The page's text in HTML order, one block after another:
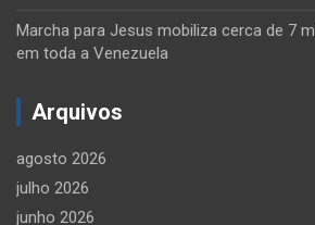
Marcha para Jesus mobiliza cerca de 7
em toda a Venezuela
Arquivos
agosto 2026
julho 2026
junho 2026